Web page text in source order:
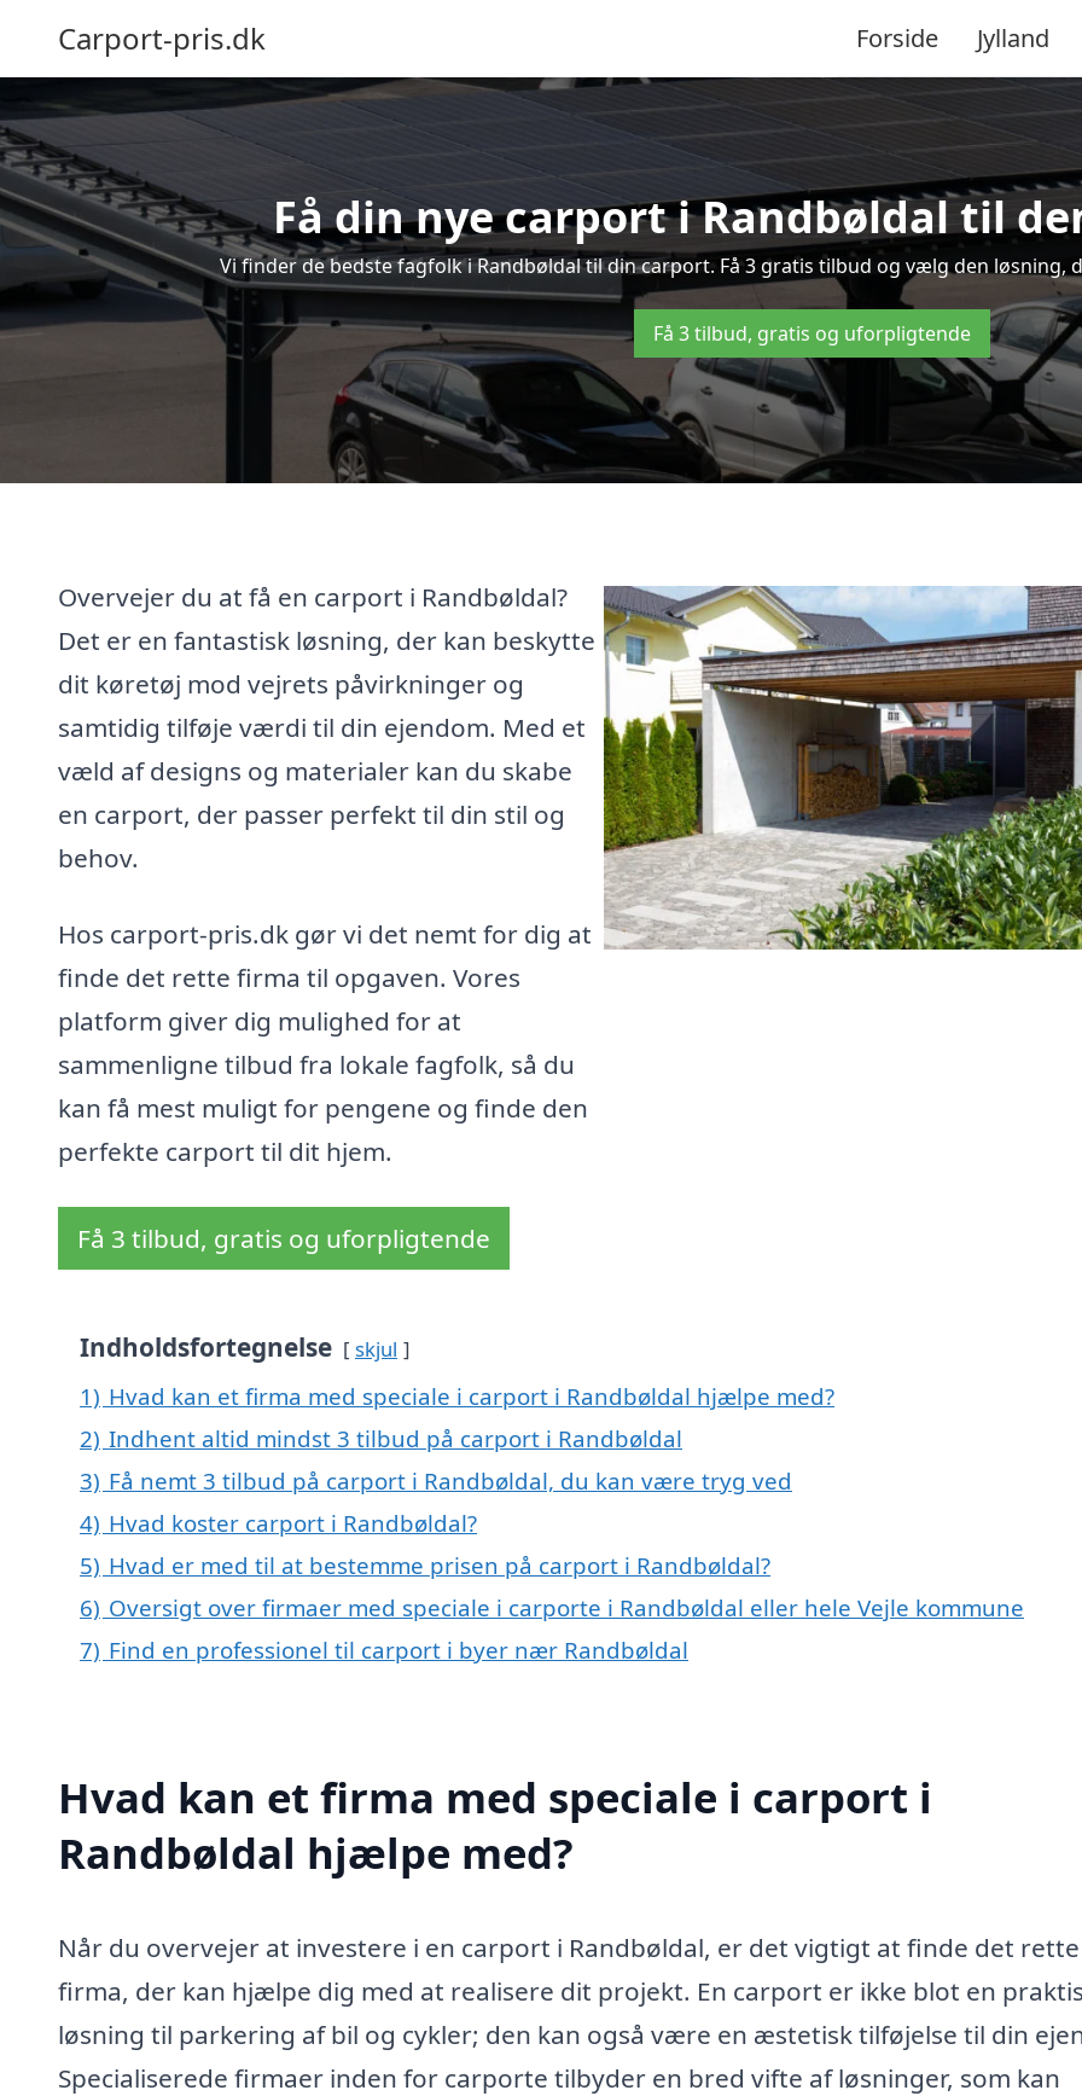
Carport-pris.dk Forside Jylland
Få din nye carport i Randbøldal til
Vi finder de bedste fagfolk i Randbøldal til din carport. Få 3 gratis tilbud og vælg den løsning,
Få 3 tilbud, gratis og uforpligtende
Overvejer du at få en carport i Randbøldal?
Det er en fantastisk løsning, der kan beskytte
dit køretøj mod vejrets påvirkninger og
samtidig tilføje værdi til din ejendom. Med et
væld af designs og materialer kan du skabe
en carport, der passer perfekt til din stil og
behov.
Hos carport-pris.dk gør vi det nemt for dig at
finde det rette firma til opgaven. Vores
platform giver dig mulighed for at
sammenligne tilbud fra lokale fagfolk, så du
kan få mest muligt for pengene og finde den
perfekte carport til dit hjem.
Få 3 tilbud, gratis og uforpligtende
Indholdsfortegnelse skjul
1) Hvad kan et firma med speciale i carport i Randbøldal hjælpe med?
2) Indhent altid mindst 3 tilbud på carport i Randbøldal
3) Få nemt 3 tilbud på carport i Randbøldal, du kan være tryg ved
4) Hvad koster carport i Randbøldal?
5) Hvad er med til at bestemme prisen på carport i Randbøldal?
6) Oversigt over firmaer med speciale i carporte i Randbøldal eller hele Vejle kommune
7) Find en professionel til carport i byer nær Randbøldal
Hvad kan et firma med speciale i carport i
Randbøldal hjælpe med?
Når du overvejer at investere i en carport i Randbøldal, er det vigtigt at finde det rette
firma, der kan hjælpe dig med at realisere dit projekt. En carport er ikke blot en
løsning til parkering af bil og cykler; den kan også være en æstetisk tilføjelse til din
Specialiserede firmaer inden for carporte tilbyder en bred vifte af løsninger, som kan